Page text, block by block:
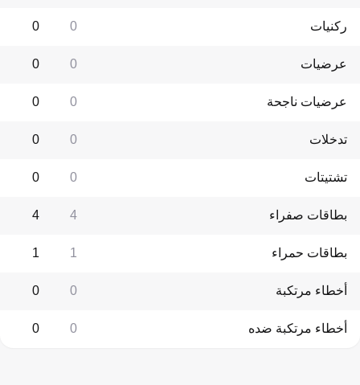
ركنيات 0
0
عرضيات 0
0
عرضيات ناجحة 0
0
تدخلات 0
0
تشتيتات 0
0
بطاقات صفراء 4
4
بطاقات حمراء 1
1
أخطاء مرتكبة 0
0
أخطاء مرتكبة ضده 0
0